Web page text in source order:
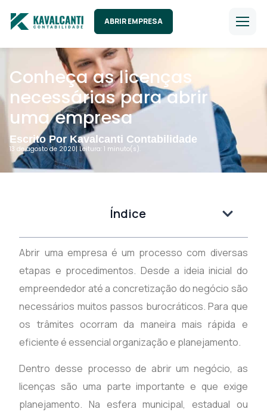
ABRIR EMPRESA
Conheça as licenças
necessárias para abrir
uma empresa
Escrito Por Kavalcanti Contabilidade
13 de agosto de 2020| Leitura: 1 minuto(s).
Índice
Abrir uma empresa é um processo com diversas
etapas e procedimentos. Desde a ideia inicial do
empreendedor até a concretização do negócio são
necessários muitos passos burocráticos. Para que
os trâmites ocorram da maneira mais rápida e
eficiente é essencial organização e planejamento.
Dentro desse processo de abrir um negócio, as
licenças são uma parte importante e que exige
planejamento. Na esfera municipal, estadual ou